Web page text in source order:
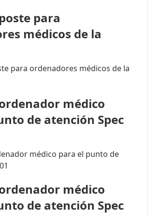
para
médicos de la
médico
de atención Spec
médico
de atención Spec